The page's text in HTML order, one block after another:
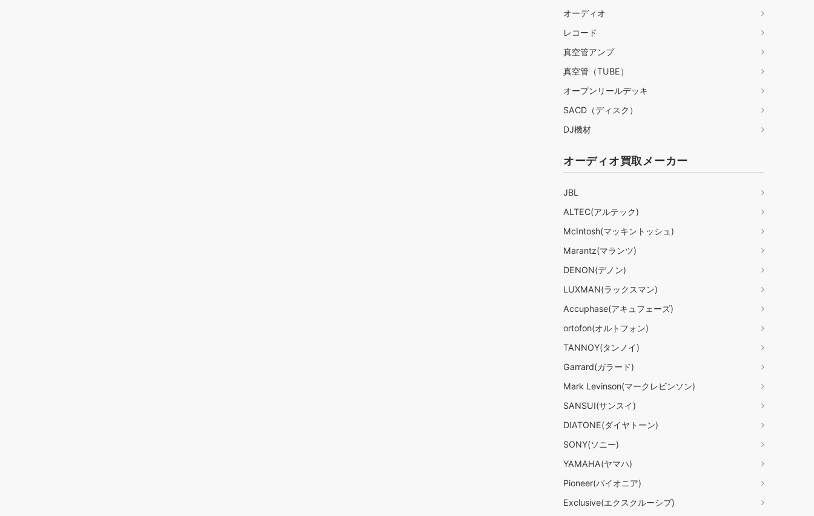
オーディオ
レコード
真空管アンプ
真空管（TUBE）
オープンリールデッキ
SACD（ディスク）
DJ機材
オーディオ買取メーカー
JBL
ALTEC(アルテック)
McIntosh(マッキントッシュ)
Marantz(マランツ)
DENON(デノン)
LUXMAN(ラックスマン)
Accuphase(アキュフェーズ)
ortofon(オルトフォン)
TANNOY(タンノイ)
Garrard(ガラード)
Mark Levinson(マークレビンソン)
SANSUI(サンスイ)
DIATONE(ダイヤトーン)
SONY(ソニー)
YAMAHA(ヤマハ)
Pioneer(パイオニア)
Exclusive(エクスクルーシブ)